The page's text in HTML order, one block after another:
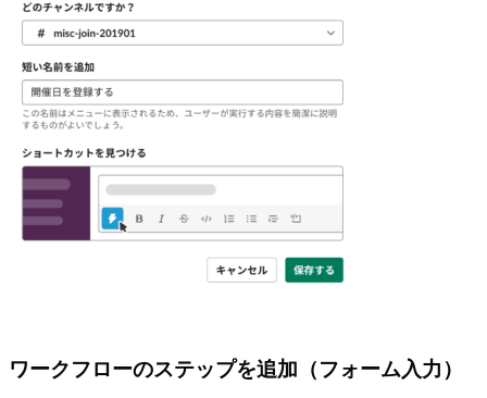
ワークフローのステップを追加（フォーム入力）